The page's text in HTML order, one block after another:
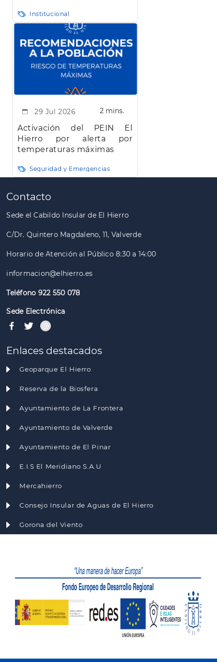
Hierro"
Institucional
29 Jul 2026 2 mins.
Activación del PEIN El
Hierro por alerta por
temperaturas máximas
Seguridad y Emergencias
Paginación
Contacto
Sede el Cabildo Insular de El Hierro
C/Dr. Quintero Magdaleno, 11, Valverde
Horario de Atención al Público 8:30 a 14:00
informacion@elhierro.es
Teléfono 922 550 078
Sede Electrónica
Enlaces destacados
Geoparque El Hierro
Reserva de la Biosfera
Ayuntamiento de La Frontera
Ayuntamiento de Valverde
Ayuntamiento de El Pinar
E.I.S El Meridiano S.A.U
Mercahierro
Consejo Insular de Aguas de El Hierro
Gorona del Viento